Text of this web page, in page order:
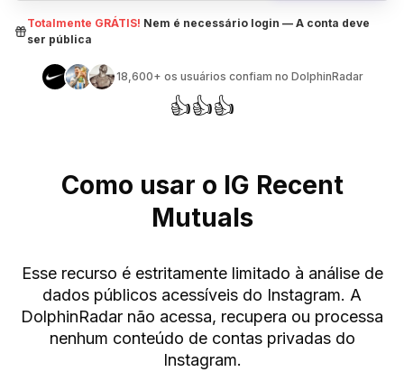
Totalmente GRÁTIS! Nem é necessário login — A conta deve
ser pública
18,600+ os usuários confiam no DolphinRadar
👍👍👍
Como usar o IG Recent
Mutuals
Esse recurso é estritamente limitado à análise de
dados públicos acessíveis do Instagram. A
DolphinRadar não acessa, recupera ou processa
nenhum conteúdo de contas privadas do
Instagram.